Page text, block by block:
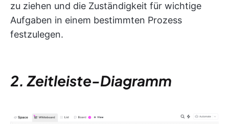
zu ziehen und die Zuständigkeit für wichtige
Aufgaben in einem bestimmten Prozess
festzulegen.
2. Zeitleiste-Diagramm